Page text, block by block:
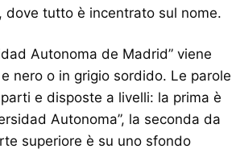
dove tutto è incentrato sul nome.
Autonoma de Madrid” viene
nero o in grigio sordido. Le parole
e disposte a livelli: la prima è
Autonoma”, la seconda da
superiore è su uno sfondo